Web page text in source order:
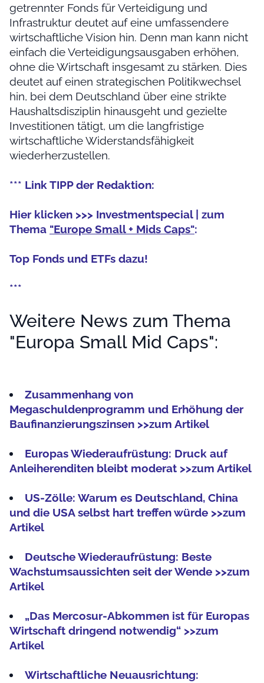
getrennter Fonds für Verteidigung und
Infrastruktur deutet auf eine umfassendere
wirtschaftliche Vision hin. Denn man kann nicht
einfach die Verteidigungsausgaben erhöhen,
ohne die Wirtschaft insgesamt zu stärken. Dies
deutet auf einen strategischen Politikwechsel
hin, bei dem Deutschland über eine strikte
Haushaltsdisziplin hinausgeht und gezielte
Investitionen tätigt, um die langfristige
wirtschaftliche Widerstandsfähigkeit
wiederherzustellen.
*** Link TIPP der Redaktion:
Hier klicken >>> Investmentspecial | zum
Thema "Europe Small + Mids Caps":
Top Fonds und ETFs dazu!
***
Weitere News zum Thema
"Europa Small Mid Caps":
Zusammenhang von
Megaschuldenprogramm und Erhöhung der
Baufinanzierungszinsen >>zum Artikel
Europas Wiederaufrüstung: Druck auf
Anleiherenditen bleibt moderat >>zum Artikel
US-Zölle: Warum es Deutschland, China
und die USA selbst hart treffen würde >>zum
Artikel
Deutsche Wiederaufrüstung: Beste
Wachstumsaussichten seit der Wende >>zum
Artikel
„Das Mercosur-Abkommen ist für Europas
Wirtschaft dringend notwendig“ >>zum
Artikel
Wirtschaftliche Neuausrichtung: